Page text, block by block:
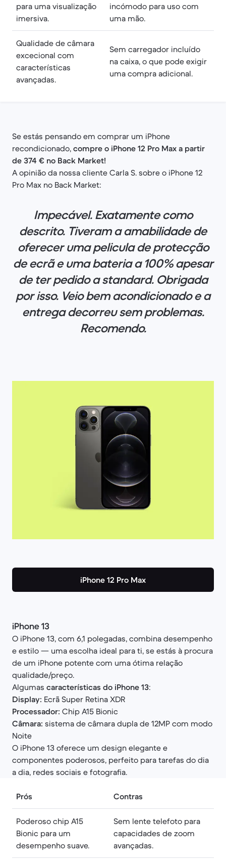
para uma visualização
imersiva.
incómodo para uso com
uma mão.
Qualidade de câmara
excecional com
características
avançadas.
Sem carregador incluído
na caixa, o que pode exigir
uma compra adicional.
Se estás pensando em comprar um iPhone
recondicionado, compre o iPhone 12 Pro Max a partir
de 374 € no Back Market!
A opinião da nossa cliente Carla S. sobre o iPhone 12
Pro Max no Back Market:
Impecável. Exatamente como
descrito. Tiveram a amabilidade de
oferecer uma pelicula de protecção
de ecrã e uma bateria a 100% apesar
de ter pedido a standard. Obrigada
por isso. Veio bem acondicionado e a
entrega decorreu sem problemas.
Recomendo.
iPhone 12 Pro Max
iPhone 13
O iPhone 13, com 6,1 polegadas, combina desempenho
e estilo — uma escolha ideal para ti, se estás à procura
de um iPhone potente com uma ótima relação
qualidade/preço.
Algumas características do iPhone 13:
Display: Ecrã Super Retina XDR
Processador: Chip A15 Bionic
Câmara: sistema de câmara dupla de 12MP com modo
Noite
O iPhone 13 oferece um design elegante e
componentes poderosos, perfeito para tarefas do dia
a dia, redes sociais e fotografia.
Prós Contras
Poderoso chip A15
Bionic para um
desempenho suave.
Sem lente telefoto para
capacidades de zoom
avançadas.